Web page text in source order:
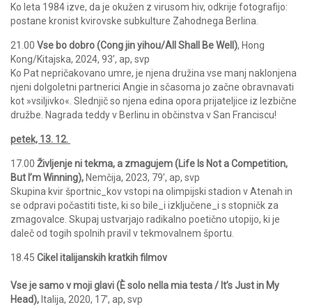
Ko leta 1984 izve, da je okužen z virusom hiv, odkrije fotografijo:
postane kronist kvirovske subkulture Zahodnega Berlina.
21.00 Vse bo dobro (Cong jin yihou/All Shall Be Well), Hong
Kong/Kitajska, 2024, 93’, ap, svp
Ko Pat nepričakovano umre, je njena družina vse manj naklonjena
njeni dolgoletni partnerici Angie in sčasoma jo začne obravnavati
kot »vsiljivko«. Slednjič so njena edina opora prijateljice iz lezbične
družbe. Nagrada teddy v Berlinu in občinstva v San Franciscu!
petek, 13. 12.
17.00 Življenje ni tekma, a zmagujem (Life Is Not a Competition,
But I’m Winning), Nemčija, 2023, 79’, ap, svp
Skupina kvir športnic_kov vstopi na olimpijski stadion v Atenah in
se odpravi počastiti tiste, ki so bile_i izključene_i s stopničk za
zmagovalce. Skupaj ustvarjajo radikalno poetično utopijo, ki je
daleč od togih spolnih pravil v tekmovalnem športu.
18.45 Cikel italijanskih kratkih filmov
Vse je samo v moji glavi (È solo nella mia testa / It’s Just in My
Head), Italija, 2020, 17’, ap, svp